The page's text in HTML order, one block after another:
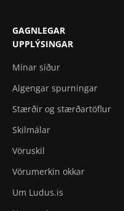
GAGNLEGAR
UPPLÝSINGAR
Mínar síður
Algengar spurningar
Stærðir og stærðartöflur
Skilmálar
Vöruskil
Vörumerkin okkar
Um Ludus.is